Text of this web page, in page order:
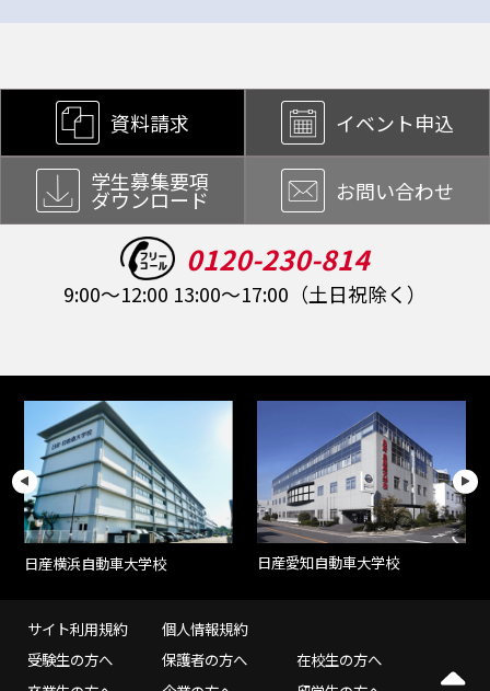
資料請求 イベント申込
学生募集要項
ダウンロード お問い合わせ
0120-230-814
9:00～12:00 13:00～17:00（土日祝除く）
日産横浜自動車大学校 日産愛知自動車大学校
サイト利用規約
個人情報規約
受験生の方へ
保護者の方へ
在校生の方へ